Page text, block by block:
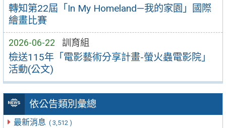
轉知第22屆「In My Homeland—我的家園」國際
繪畫比賽
2026-06-22 訓育組
檢送115年「電影藝術分享計畫-螢火蟲電影院」
活動(公文)
依公告類別彙總
最新消息 ( 3,512 )